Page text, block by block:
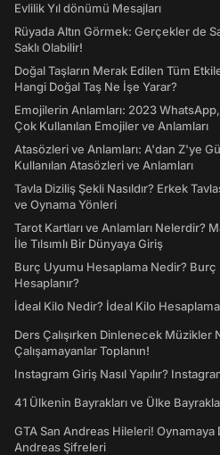
Evlilik Yıl dönümü Mesajları
Rüyada Altın Görmek: Gerçekler de
Saklı Olabilir!
Doğal Taşların Merak Edilen Tüm
Hangi Doğal Taş Ne İşe Yarar?
Emojilerin Anlamları: 2023
Çok Kullanılan Emojiler ve Anlamları
Atasözleri ve Anlamları: A'dan Z'ye
Kullanılan Atasözleri ve Anlamları
Tavla Diziliş Şekli Nasıldır? Erkek
ve Oynama Yönleri
Tarot Kartları ve Anlamları Nelerdir?
İle Tılsımlı Bir Dünyaya Giriş
Burç Uyumu Hesaplama Nedir? Burç
Hesaplanır?
İdeal Kilo Nedir? İdeal Kilo Hesaplama
Ders Çalışırken Dinlenecek Müzikler
Çalışamayanlar Toplanın!
Instagram Giriş Nasıl Yapılır?
41 Ülkenin Bayrakları ve Ülke
GTA San Andreas Hileleri!
Andreas Şifreleri